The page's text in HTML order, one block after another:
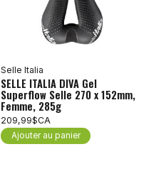
Selle Italia
SELLE ITALIA DIVA Gel
Superflow Selle 270 x 152mm,
Femme, 285g
209,99$CA
Ajouter au panier